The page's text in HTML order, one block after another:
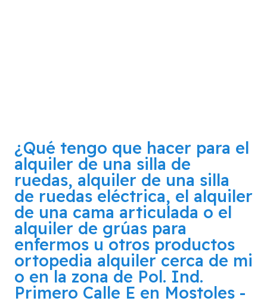
¿Qué tengo que hacer para el
alquiler de una silla de
ruedas, alquiler de una silla
de ruedas eléctrica, el alquiler
de una cama articulada o el
alquiler de grúas para
enfermos u otros productos
ortopedia alquiler cerca de mi
o en la zona de Pol. Ind.
Primero Calle E en Mostoles -